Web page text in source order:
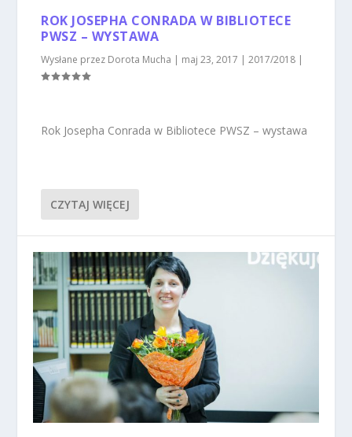
ROK JOSEPHA CONRADA W BIBLIOTECE
PWSZ – WYSTAWA
Wysłane przez Dorota Mucha | maj 23, 2017 |2017/2018 |
Rok Josepha Conrada w Bibliotece PWSZ – wystawa
CZYTAJ WIĘCEJ